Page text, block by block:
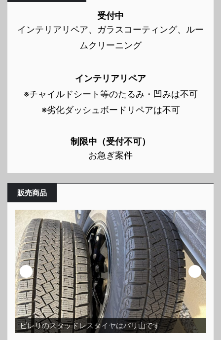
受付中
インテリアリペア、ガラスコーティング、ルー
ムクリーニング
インテリアリペア
※チャイルドシート等のたるみ・凹みは不可
※劣化ダッシュボードリペアは不可
制限中（受付不可）
お急ぎ案件
販売商品
ピレリのスタッドレスタイヤはバリ山です